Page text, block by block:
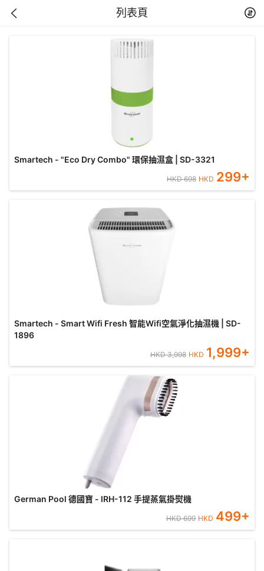
列表頁
Smartech - "Eco Dry Combo" 環保抽濕盒 | SD-3321
HKD698 HKD 299+
Smartech - Smart Wifi Fresh 智能Wifi空氣淨化抽濕機 | SD-
1896
HKD3,998 HKD 1,999+
German Pool 德國寶 - IRH-112 手提蒸氣掛熨機
HKD699 HKD 499+